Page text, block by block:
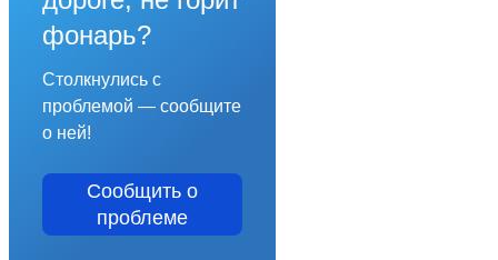
фонарь?
Столкнулись с
проблемой — сообщите
о ней!
Сообщить о
проблеме